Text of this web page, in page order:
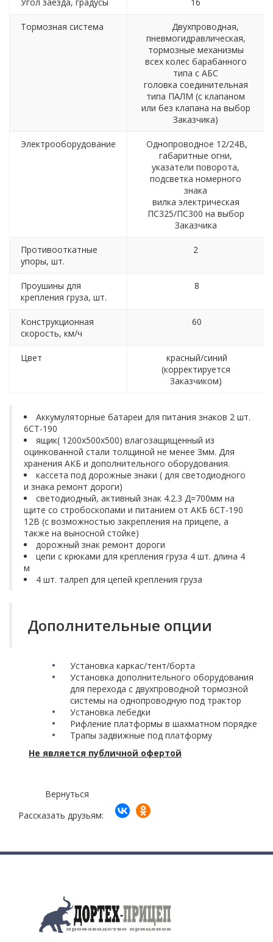
Тормозная система
Двухпроводная,
пневмогидравлическая,
тормозные механизмы
всех колес барабанного
типа с АБС
головка соединительная
типа ПАЛМ (с клапаном
или без клапана на выбор
Заказчика)
Электрооборудование
Однопроводное 12/24В,
габаритные огни,
указатели поворота,
подсветка номерного
знака
вилка электрическая
ПС325/ПС300 на выбор
Заказчика
Противооткатные
упоры, шт.
2
Проушины для
крепления груза, шт.
8
Конструкционная
скорость, км/ч
60
Цвет
красный/синий
(корректируется
Заказчиком)
Аккумуляторные батареи для питания знаков 2 шт.
6СТ-190
ящик( 1200x500x500) влагозащищенный из
оцинкованной стали толщиной не менее Змм. Для
хранения АКБ и дополнительного оборудования.
кассета под дорожные знаки ( для светодиодного
и знака ремонт дороги)
светодиодный, активный знак 4.2.3 Д=700мм на
щите со стробоскопами и питанием от АКБ 6СТ-190
12В (с возможностью закрепления на прицепе, а
также на выносной стойке)
дорожный знак ремонт дороги
цепи с крюками для крепления груза 4 шт. длина 4
м
4 шт. талреп для цепей крепления груза
Дополнительные опции
Установка каркас/тент/борта
Установка дополнительного оборудования
для перехода с двухпроводной тормозной
системы на однопроводную под трактор
Установка лебедки
Рифление платформы в шахматном порядке
Трапы задвижные под платформу
Не является публичной офертой
Вернуться
Рассказать друзьям: